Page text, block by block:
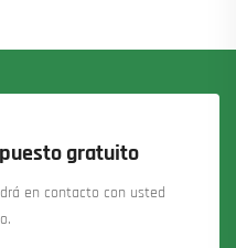
gratuito
en contacto con usted